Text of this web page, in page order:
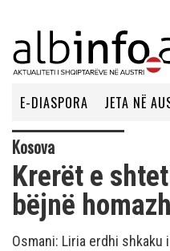
E-DIASPORA JETA NË
Kosova
Krerët e
bëjnë
Osmani: Liria erdhi